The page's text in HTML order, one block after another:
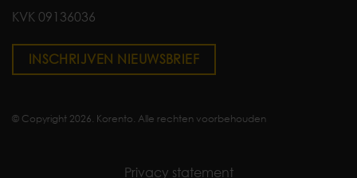
KVK 09136036
INSCHRIJVEN NIEUWSBRIEF
© Copyright 2026. Korento. Alle rechten voorbehouden
Privacy statement